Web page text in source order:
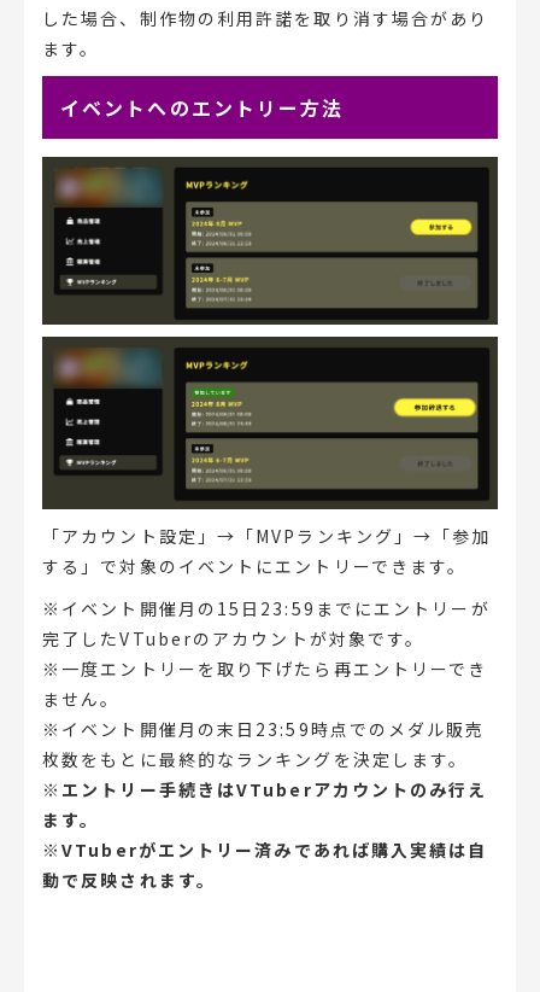
した場合、制作物の利用許諾を取り消す場合があり
ます。
イベントへのエントリー方法
「アカウント設定」→「MVPランキング」→「参加
する」で対象のイベントにエントリーできます。
※イベント開催月の15日23:59までにエントリーが
完了したVTuberのアカウントが対象です。
※一度エントリーを取り下げたら再エントリーでき
ません。
※イベント開催月の末日23:59時点でのメダル販売
枚数をもとに最終的なランキングを決定します。
※エントリー手続きはVTuberアカウントのみ行え
ます。
※VTuberがエントリー済みであれば購入実績は自
動で反映されます。